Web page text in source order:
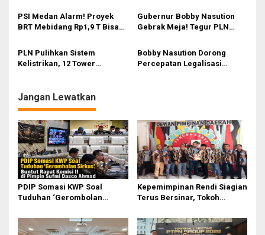
s
Hormati Guru dan Orang Tua
Sipiongot yang 81 Tahun
Terisolir
PSI Medan Alarm! Proyek
BRT Mebidang Rp1,9 T Bisa
Hitungan Kritisnya
Gubernur Bobby Nasution
Gebrak Meja! Tegur PLN
buat Rakyat yang Terbangun
Tanpa Listrik
PLN Pulihkan Sistem
Kelistrikan, 12 Tower
Bobby Nasution Dorong
Percepatan Legalisasi
Jangan Lewatkan
PDIP Somasi KWP Soal
Tuduhan ‘Gerombolan
II Dipimpin Sufmi Dasco
Ahmad
Kepemimpinan Rendi Siagian
Terus Bersinar, Tokoh
MJA Kota Medan